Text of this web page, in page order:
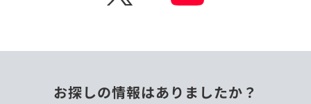
お探しの情報はありましたか？